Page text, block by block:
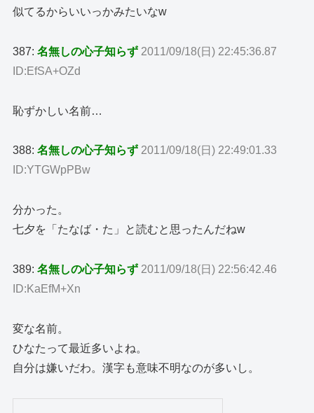
似てるからいいっかみたいなw
387:名無しの心子知らず 2011/09/18(日) 22:45:36.87
ID:EfSA+OZd
恥ずかしい名前…
388:名無しの心子知らず 2011/09/18(日) 22:49:01.33
ID:YTGWpPBw
分かった。
七夕を「たなば・た」と読むと思ったんだねw
389:名無しの心子知らず 2011/09/18(日) 22:56:42.46
ID:KaEfM+Xn
変な名前。
ひなたって最近多いよね。
自分は嫌いだわ。漢字も意味不明なのが多いし。